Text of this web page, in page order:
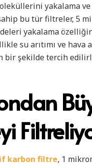
yakalama
bu tür filtreler, 5
yakalama
su arıtımı ve hava
bir şekilde tercih
karbon filtre, 1